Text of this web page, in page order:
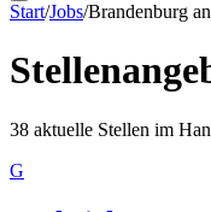
Start/Jobs/Brandenburg
38 aktuelle Stellen im
G